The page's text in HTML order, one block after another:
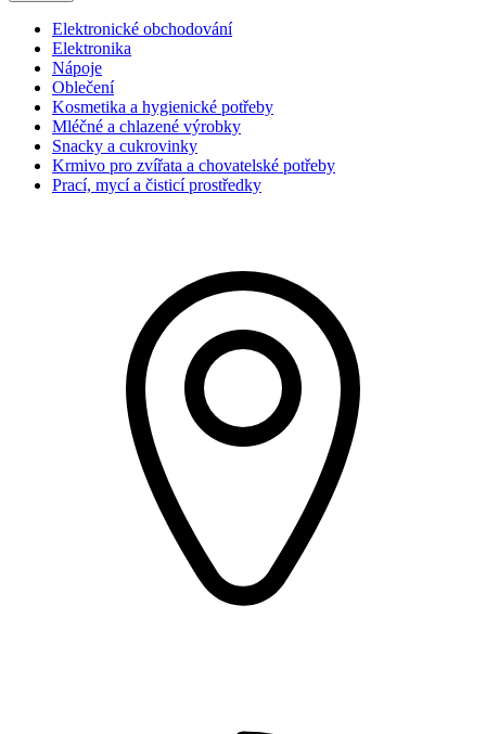
Elektronické obchodování
Elektronika
Nápoje
Oblečení
Kosmetika a hygienické potřeby
Mléčné a chlazené výrobky
Snacky a cukrovinky
Krmivo pro zvířata a chovatelské potřeby
Prací, mycí a čisticí prostředky